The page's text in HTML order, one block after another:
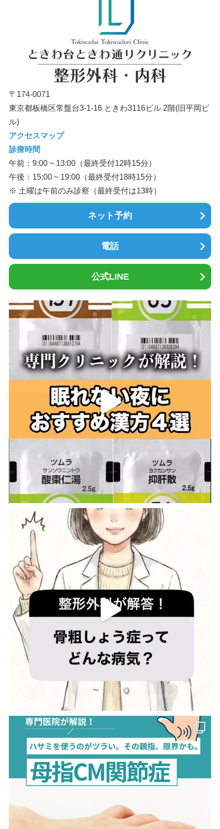
〒174-0071
東京都板橋区常盤台3-1-16 ときわ3116ビル 2階(旧平岡ビ
ル)
アクセスマップ
診療時間
午前：9:00 ~ 13:00（最終受付12時15分）
午後：15:00 ~ 19:00（最終受付18時15分）
※ 土曜は午前のみ診察（最終受付は13時）
ネット予約
電話
公式LINE